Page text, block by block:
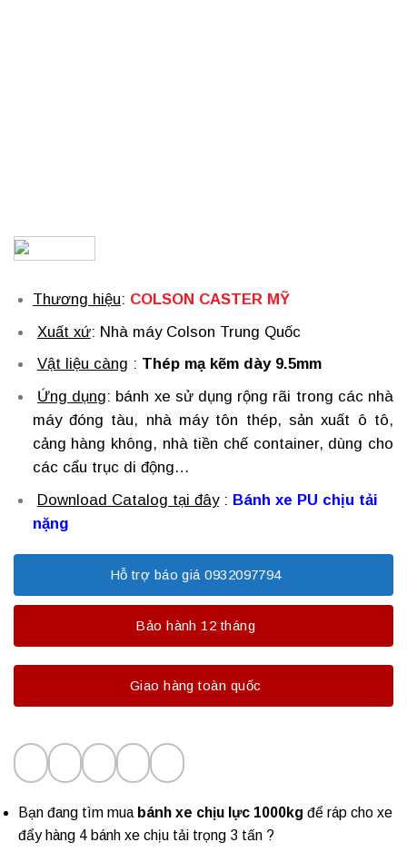
Thương hiệu: COLSON CASTER MỸ
Xuất xứ: Nhà máy Colson Trung Quốc
Vật liệu càng : Thép mạ kẽm dày 9.5mm
Ứng dụng: bánh xe sử dụng rộng rãi trong các nhà
máy đóng tàu, nhà máy tôn thép, sản xuất ô tô,
cảng hàng không, nhà tiền chế container, dùng cho
các cẩu trục di động…
Download Catalog tại đây: Bánh xe PU chịu tải
nặng
Hỗ trợ báo giá 0932097794
Bảo hành 12 tháng
Giao hàng toàn quốc
Bạn đang tìm mua bánh xe chịu lực 1000kg để ráp cho xe
đẩy hàng 4 bánh xe chịu tải trọng 3 tấn ?